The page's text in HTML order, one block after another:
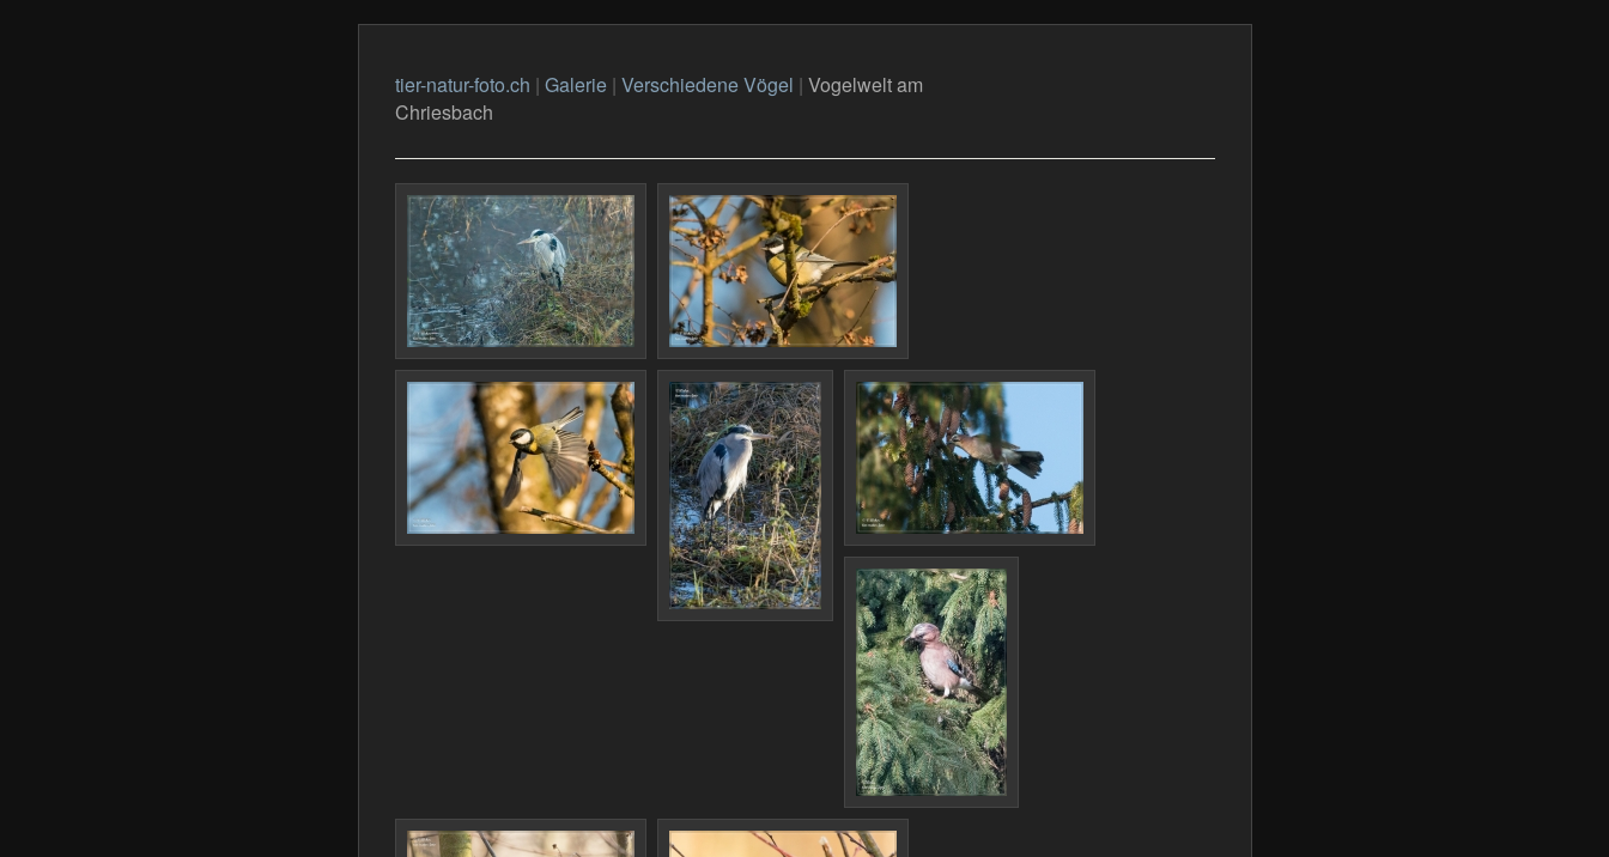
tier-natur-foto.ch | Galerie| Verschiedene Vögel | Vogelwelt am
Chriesbach